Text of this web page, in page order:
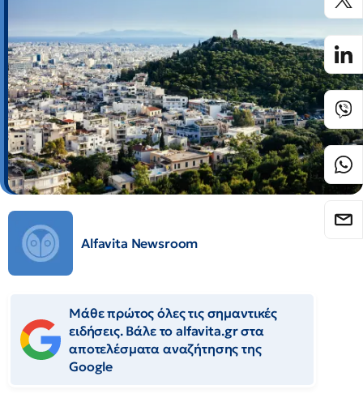
Alfavita Newsroom
Μάθε πρώτος όλες τις σημαντικές
ειδήσεις. Βάλε το alfavita.gr στα
αποτελέσματα αναζήτησης της
Google